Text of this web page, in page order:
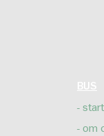
BUS
start
om